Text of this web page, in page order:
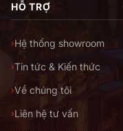
HỖ TRỢ
›Hệ thống showroom
›Tin tức & Kiến thức
›Về chúng tôi
›Liên hệ tư vấn